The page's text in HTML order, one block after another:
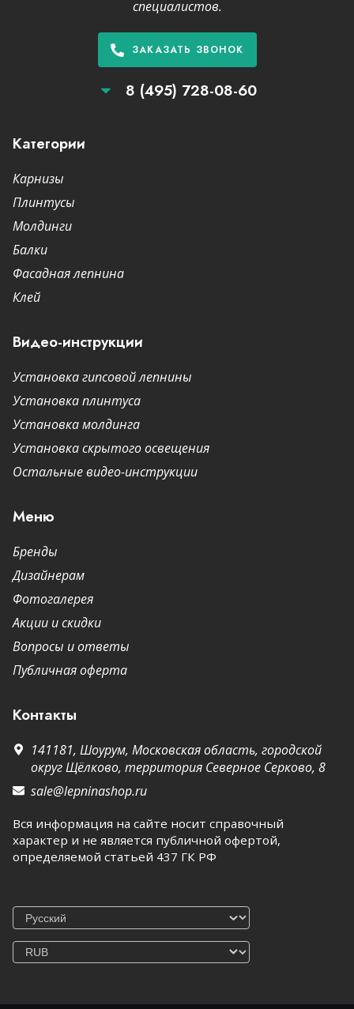
специалистов.
ЗАКАЗАТЬ ЗВОНОК
8 (495) 728-08-60
Категории
Карнизы
Плинтусы
Молдинги
Балки
Фасадная лепнина
Клей
Видео-инструкции
Установка гипсовой лепнины
Установка плинтуса
Установка молдинга
Установка скрытого освещения
Остальные видео-инструкции
Меню
Бренды
Дизайнерам
Фотогалерея
Акции и скидки
Вопросы и ответы
Публичная оферта
Контакты
141181, Шоурум, Московская область, городской
округ Щёлково, территория Северное Серково, 8
sale@lepninashop.ru
Вся информация на сайте носит справочный
характер и не является публичной офертой,
определяемой статьей 437 ГК РФ